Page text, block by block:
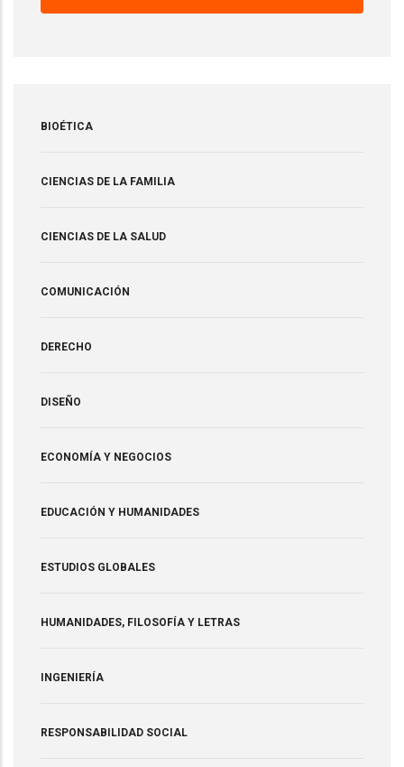
BIOÉTICA
CIENCIAS DE LA FAMILIA
CIENCIAS DE LA SALUD
COMUNICACIÓN
DERECHO
DISEÑO
ECONOMÍA Y NEGOCIOS
EDUCACIÓN Y HUMANIDADES
ESTUDIOS GLOBALES
HUMANIDADES, FILOSOFÍA Y LETRAS
INGENIERÍA
RESPONSABILIDAD SOCIAL